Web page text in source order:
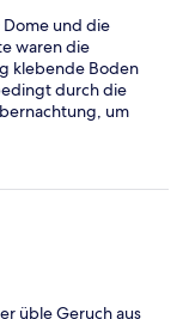
Dome und die
waren die
klebende Boden
durch die
um
ausreichend.
üble Geruch aus